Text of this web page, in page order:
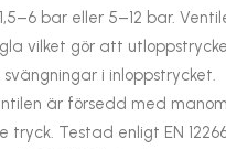
bar eller 5–12 bar.
vilket gör att
i inloppstrycket.
är försedd med
tryck. Testad enligt EN